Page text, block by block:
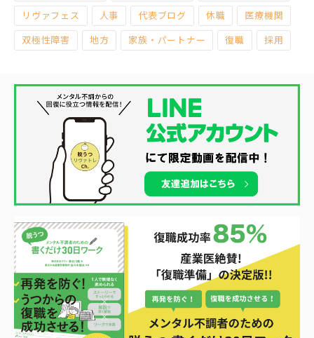
リヴァフェス 人事 代表ブログ 休職 医療機関
双極性障害 地方 家族・パートナー 復職 採用